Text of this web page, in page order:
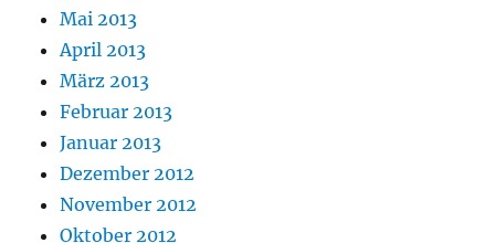
Mai 2013
April 2013
März 2013
Februar 2013
Januar 2013
Dezember 2012
November 2012
Oktober 2012